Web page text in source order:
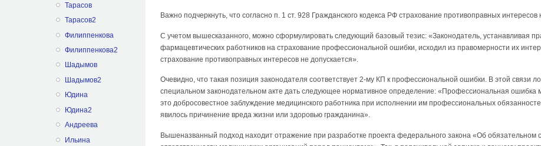
Тарасов
Тарасов2
Филиппенкова
Филиппенкова2
Шадымов
Шадымов2
Юдина
Юдина2
Андреева
Ильина
Важно подчеркнуть, что согласно п. 1 ст. 928 Гражданского кодекса РФ страхование противоправных интересов
С учетом вышесказанного, можно сформулировать следующий базовый тезис: «Законодатель, устанавливая
фармацевтических работников на страхование профессиональной ошибки, исходил из правомерности их
страхование противоправных интересов не допускается».
Очевидно, что такая позиция законодателя соответствует 2-му КП к профессиональной ошибки. В этой связи
специальном законодательном акте дать следующее нормативное определение: «Профессиональная ошибка
это добросовестное заблуждение медицинского работника при исполнении им профессиональных
явилось причинение вреда жизни или здоровью гражданина».
Вышеназванный подход находит отражение при разработке проекта федерального закона «Об обязательном